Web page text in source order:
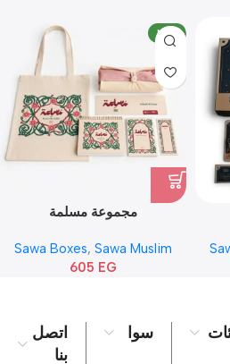
NEW
مجموعة مسلمة
Sawa Boxes, Sawa Muslim
605 EG
سوا
اتصل
بنا